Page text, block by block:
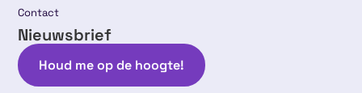
Contact
Nieuwsbrief
Houd me op de hoogte!